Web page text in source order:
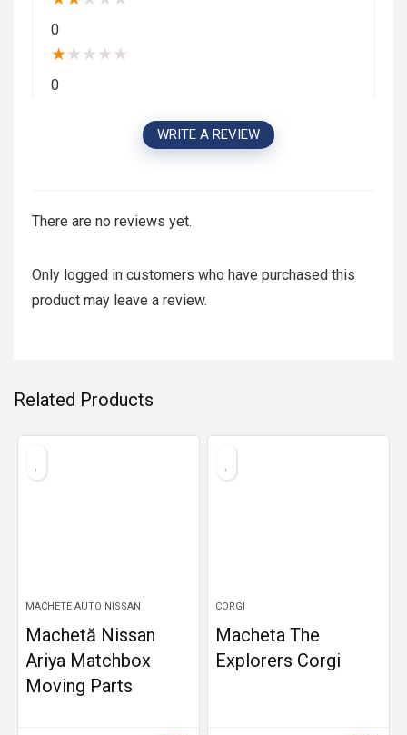
0
★★ ★ ★ ★
0
WRITE A REVIEW
There are no reviews yet.
Only logged in customers who have purchased this
product may leave a review.
Related Products
MACHETE AUTO NISSAN
Machetă Nissan
Ariya Matchbox
Moving Parts
CORGI
Macheta The
Explorers Corgi